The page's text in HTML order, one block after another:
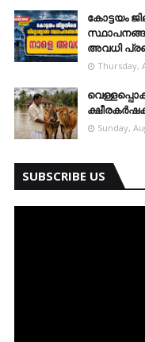
കോട്ടയം
അവധി
Thursday,
Sunday,
SUBSCRIBE US